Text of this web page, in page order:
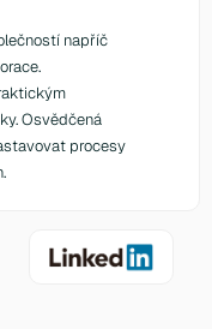
napříč
Osvědčená
procesy